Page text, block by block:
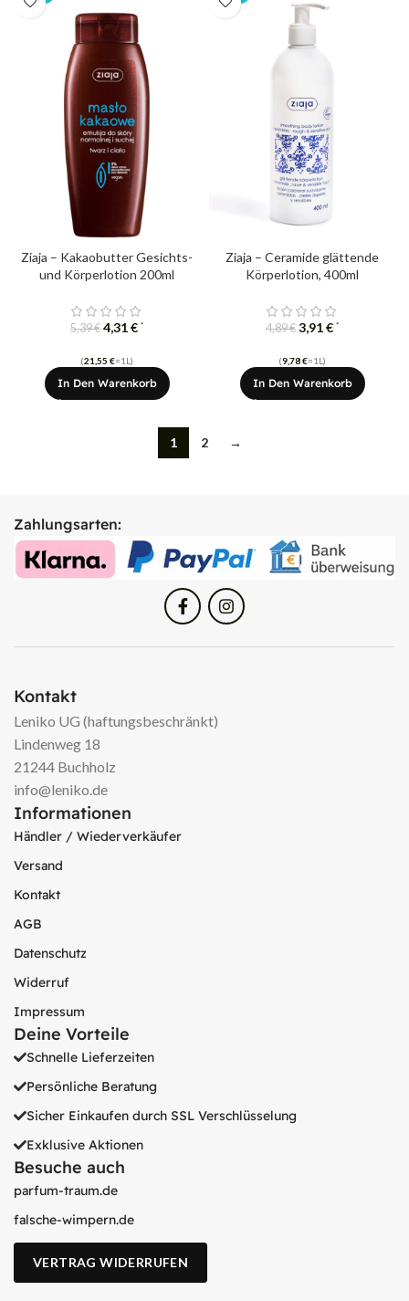
Ziaja – Kakaobutter Gesichts-
und Körperlotion 200ml
5,39€ 4,31€ *
(21,55 €=1L)
In Den Warenkorb
Ziaja – Ceramide glättende
Körperlotion, 400ml
4,89€ 3,91€ *
(9,78€=1L)
In Den Warenkorb
1 2 →
Zahlungsarten:
Kontakt
Leniko UG (haftungsbeschränkt)
Lindenweg 18
21244 Buchholz
info@leniko.de
Informationen
Händler / Wiederverkäufer
Versand
Kontakt
AGB
Datenschutz
Widerruf
Impressum
Deine Vorteile
Schnelle Lieferzeiten
Persönliche Beratung
Sicher Einkaufen durch SSL Verschlüsselung
Exklusive Aktionen
Besuche auch
parfum-traum.de
falsche-wimpern.de
VERTRAG WIDERRUFEN